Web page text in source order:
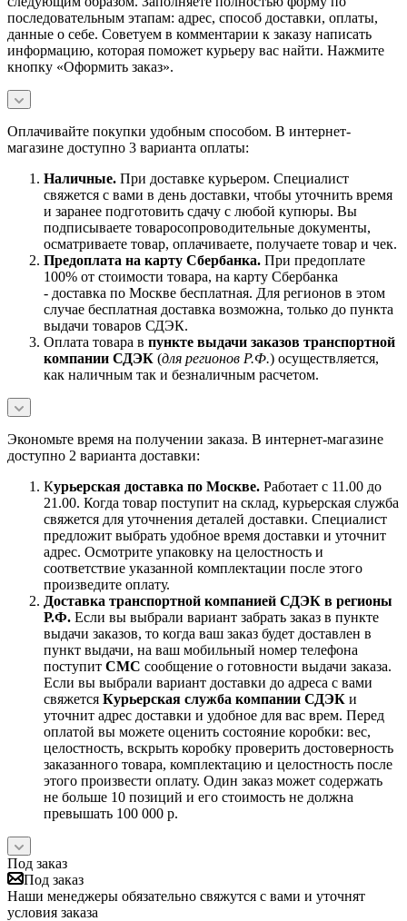
последовательным этапам: адрес, способ доставки, оплаты,
данные о себе. Советуем в комментарии к заказу написать
информацию, которая поможет курьеру вас найти. Нажмите
кнопку «Оформить заказ».
Оплачивайте покупки удобным способом. В интернет-
магазине доступно 3 варианта оплаты:
Наличные. При доставке курьером. Специалист
свяжется с вами в день доставки, чтобы уточнить время
и заранее подготовить сдачу с любой купюры. Вы
подписываете товаросопроводительные документы,
осматриваете товар, оплачиваете, получаете товар и чек.
Предоплата на карту Сбербанка. При предоплате
100% от стоимости товара, на карту Сбербанка
- доставка по Москве бесплатная. Для регионов в этом
случае бесплатная доставка возможна, только до пункта
выдачи товаров СДЭК.
Оплата товара в пункте выдачи заказов транспортной
компании СДЭК (для регионов Р.Ф.) осуществляется,
как наличным так и безналичным расчетом.
Экономьте время на получении заказа. В интернет-магазине
доступно 2 варианта доставки:
Курьерская доставка по Москве. Работает с 11.00 до
21.00. Когда товар поступит на склад, курьерская служба
свяжется для уточнения деталей доставки. Специалист
предложит выбрать удобное время доставки и уточнит
адрес. Осмотрите упаковку на целостность и
соответствие указанной комплектации после этого
произведите оплату.
Доставка транспортной компанией СДЭК в регионы
Р.Ф. Если вы выбрали вариант забрать заказ в пункте
выдачи заказов, то когда ваш заказ будет доставлен в
пункт выдачи, на ваш мобильный номер телефона
поступит СМС сообщение о готовности выдачи заказа.
Если вы выбрали вариант доставки до адреса с вами
свяжется Курьерская служба компании СДЭК и
уточнит адрес доставки и удобное для вас врем. Перед
оплатой вы можете оценить состояние коробки: вес,
целостность, вскрыть коробку проверить достоверность
заказанного товара, комплектацию и целостность после
этого произвести оплату. Один заказ может содержать
не больше 10 позиций и его стоимость не должна
превышать 100 000 р.
Под заказ
Под заказ
Наши менеджеры обязательно свяжутся с вами и уточнят
условия заказа